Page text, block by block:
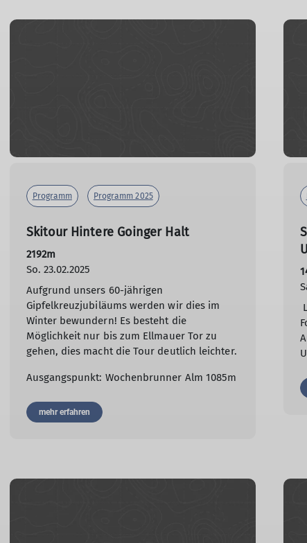
Programm Programm 2025
Skitour Hintere Goinger Halt
2192m
So. 23.02.2025
Aufgrund unsers 60-jährigen
Gipfelkreuzjubiläums werden wir dies im
Winter bewundern! Es besteht die
Möglichkeit nur bis zum Ellmauer Tor zu
gehen, dies macht die Tour deutlich leichter.
Ausgangspunkt: Wochenbrunner Alm 1085m
mehr erfahren